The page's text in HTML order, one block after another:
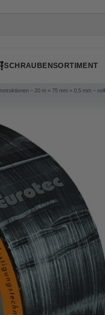
SCHRAUBENSORTIMENT
– 20 m × 75 mm × 0,5 mm –